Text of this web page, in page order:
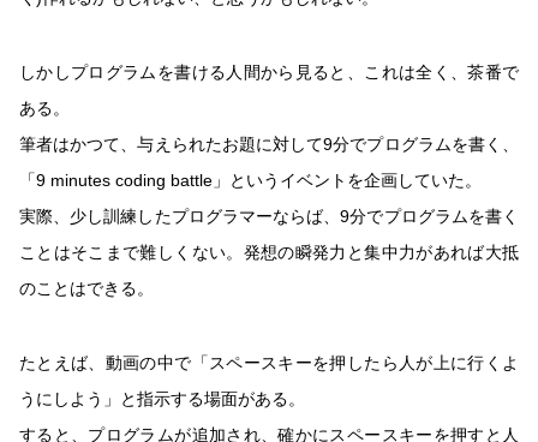
しかしプログラムを書ける人間から見ると、これは全く、茶番で
ある。
筆者はかつて、与えられたお題に対して9分でプログラムを書く、
「9 minutes coding battle」というイベントを企画していた。
実際、少し訓練したプログラマーならば、9分でプログラムを書く
ことはそこまで難しくない。発想の瞬発力と集中力があれば大抵
のことはできる。
たとえば、動画の中で「スペースキーを押したら人が上に行くよ
うにしよう」と指示する場面がある。
すると、プログラムが追加され、確かにスペースキーを押すと人